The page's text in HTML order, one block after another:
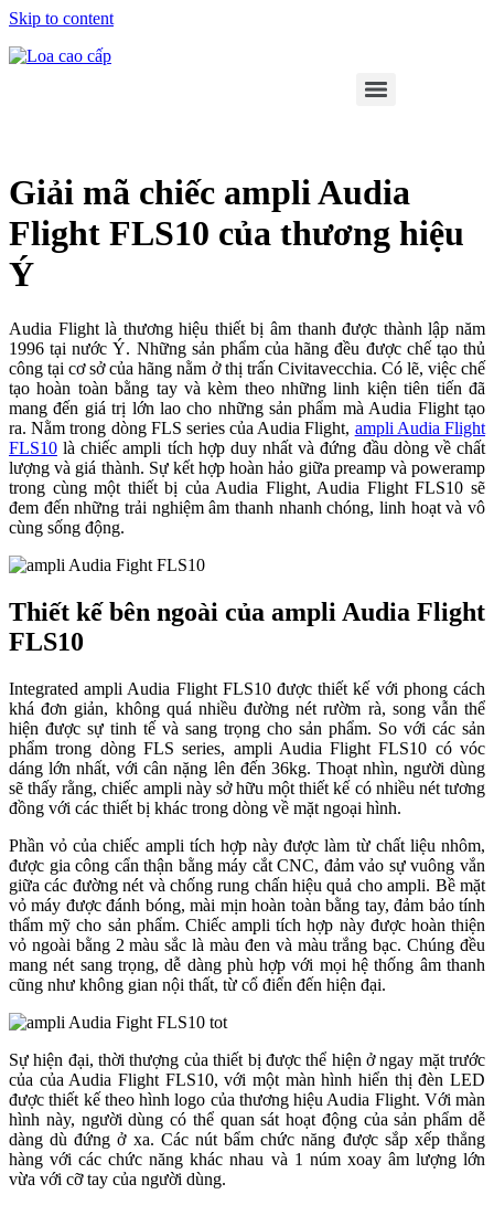
Skip to content
Giải mã chiếc ampli Audia
Flight FLS10 của thương hiệu
Ý
Audia Flight là thương hiệu thiết bị âm thanh được thành lập năm
1996 tại nước Ý. Những sản phẩm của hãng đều được chế tạo thủ
công tại cơ sở của hãng nằm ở thị trấn Civitavecchia. Có lẽ, việc chế
tạo hoàn toàn bằng tay và kèm theo những linh kiện tiên tiến đã
mang đến giá trị lớn lao cho những sản phẩm mà Audia Flight tạo
ra. Nằm trong dòng FLS series của Audia Flight, ampli Audia Flight
FLS10 là chiếc ampli tích hợp duy nhất và đứng đầu dòng về chất
lượng và giá thành. Sự kết hợp hoàn hảo giữa preamp và poweramp
trong cùng một thiết bị của Audia Flight, Audia Flight FLS10 sẽ
đem đến những trải nghiệm âm thanh nhanh chóng, linh hoạt và vô
cùng sống động.
Thiết kế bên ngoài của ampli Audia Flight
FLS10
Integrated ampli Audia Flight FLS10 được thiết kế với phong cách
khá đơn giản, không quá nhiều đường nét rườm rà, song vẫn thể
hiện được sự tinh tế và sang trọng cho sản phẩm. So với các sản
phẩm trong dòng FLS series, ampli Audia Flight FLS10 có vóc
dáng lớn nhất, với cân nặng lên đến 36kg. Thoạt nhìn, người dùng
sẽ thấy rằng, chiếc ampli này sở hữu một thiết kế có nhiều nét tương
đồng với các thiết bị khác trong dòng về mặt ngoại hình.
Phần vỏ của chiếc ampli tích hợp này được làm từ chất liệu nhôm,
được gia công cẩn thận bằng máy cắt CNC, đảm vảo sự vuông vắn
giữa các đường nét và chống rung chấn hiệu quả cho ampli. Bề mặt
vỏ máy được đánh bóng, mài mịn hoàn toàn bằng tay, đảm bảo tính
thẩm mỹ cho sản phẩm. Chiếc ampli tích hợp này được hoàn thiện
vỏ ngoài bằng 2 màu sắc là màu đen và màu trắng bạc. Chúng đều
mang nét sang trọng, dễ dàng phù hợp với mọi hệ thống âm thanh
cũng như không gian nội thất, từ cổ điển đến hiện đại.
Sự hiện đại, thời thượng của thiết bị được thể hiện ở ngay mặt trước
của của Audia Flight FLS10, với một màn hình hiển thị đèn LED
được thiết kế theo hình logo của thương hiệu Audia Flight. Với màn
hình này, người dùng có thể quan sát hoạt động của sản phẩm dễ
dàng dù đứng ở xa. Các nút bẩm chức năng được sắp xếp thẳng
hàng với các chức năng khác nhau và 1 núm xoay âm lượng lớn
vừa với cỡ tay của người dùng.